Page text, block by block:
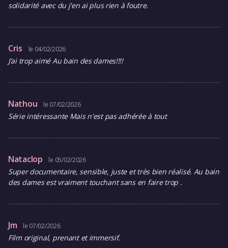
solidarité avec du j'en ai plus rien à foutre.
Cris le 04/02/2026
J’ai trop aimé Au bain des dames!!!!
Nathou le 07/02/2026
Série intéressante Mais n'est pas adhérée à tout
Nataclop le 05/02/2026
Super documentaire, sensible, juste et très bien réalisé. Au bain
des dames est vraiment touchant sans en faire trop .
Jm le 07/02/2026
Film original, prenant et immersif.